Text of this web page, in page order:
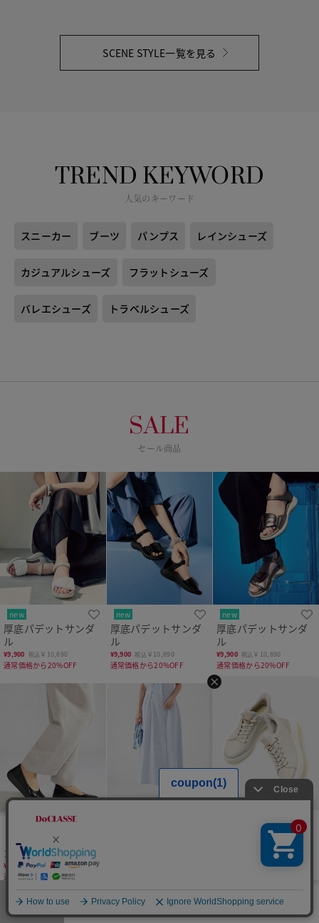
撥水ハンズフリースニーカ
新色登場！！
SCENE STYLE一覧を見る
TREND KEYWORD
人気のキーワード
スニーカー ブーツ パンプス レインシューズ
カジュアルシューズ フラットシューズ
バレエシューズ トラベルシューズ
SALE
セール商品
new
厚底パデットサンダ
ル
¥9,900 税込 ￥10,890
通常価格から20%OFF
new
厚底パデットサンダ
ル
¥9,900 税込 ￥10,890
通常価格から20%OFF
new
厚底パデットサンダ
ル
¥9,900 税込 ￥10,890
通常価格から20%OFF
レザーバレエスニー
カーLITE601
¥ 8,900 税込￥9,790
通常価格から28%OFF
キラキラチュールロ
￥11,550